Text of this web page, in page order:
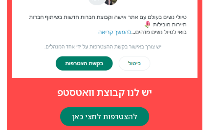
יש לנו קבוצת וואטסטפ
להצטרפות לחצי כאן